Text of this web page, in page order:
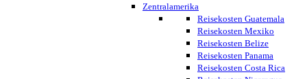
Zentralamerika
Reisekosten Guatemala
Reisekosten Mexiko
Reisekosten Belize
Reisekosten Panama
Reisekosten Costa Rica